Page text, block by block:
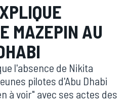
MAZEPIN AU
l'absence de Nikita
pilotes d'Abu Dhabi
à voir" avec ses actes des